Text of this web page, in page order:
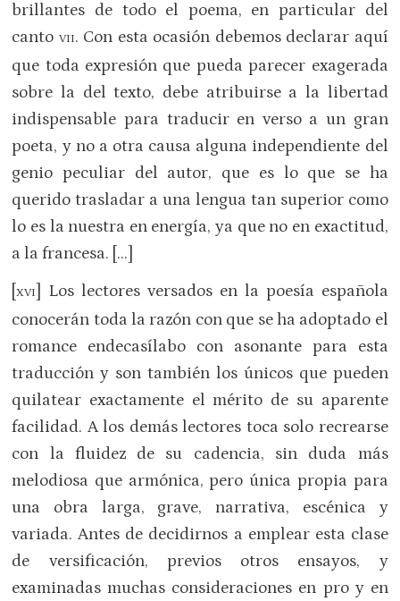
brillantes de todo el poema, en particular del
canto VII. Con esta ocasión debemos declarar aquí
que toda expresión que pueda parecer exagerada
sobre la del texto, debe atribuirse a la libertad
indispensable para traducir en verso a un gran
poeta, y no a otra causa alguna independiente del
genio peculiar del autor, que es lo que se ha
querido trasladar a una lengua tan superior como
lo es la nuestra en energía, ya que no en exactitud,
a la francesa. […]
[XVI
] Los lectores versados en la poesía española
conocerán toda la razón con que se ha adoptado el
romance endecasílabo con asonante para esta
traducción y son también los únicos que pueden
quilatear exactamente el mérito de su aparente
facilidad. A los demás lectores toca solo recrearse
con la fluidez de su cadencia, sin duda más
melodiosa que armónica, pero única propia para
una obra larga, grave, narrativa, escénica y
variada. Antes de decidirnos a emplear esta clase
de versificación, previos otros ensayos, y
examinadas muchas consideraciones en pro y en